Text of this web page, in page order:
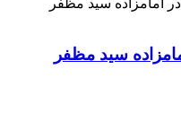
سید مظفر